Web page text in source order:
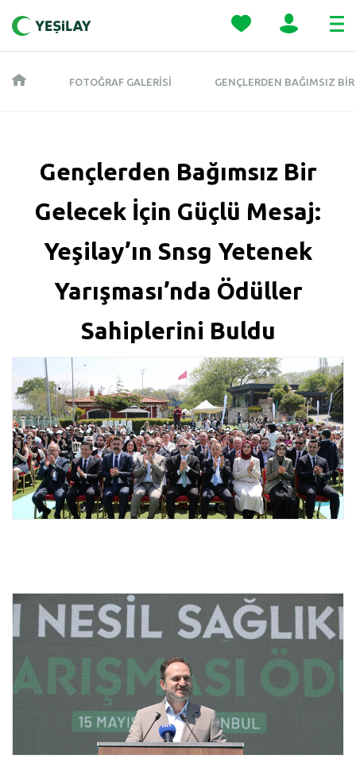
FOTOĞRAF GALERISI GENÇLERDEN BAĞIMSIZ
Gençlerden Bağımsız Bir
Gelecek İçin Güçlü Mesaj:
Yeşilay’ın Snsg Yetenek
Yarışması’nda Ödüller
Sahiplerini Buldu